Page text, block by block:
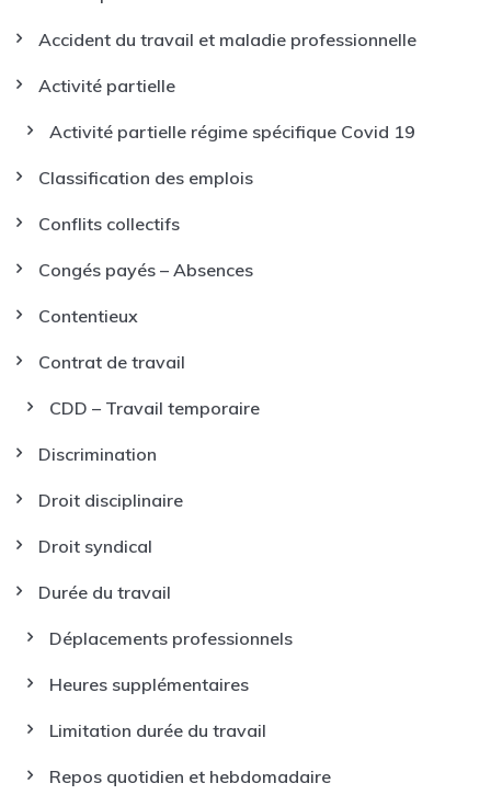
Accident du travail et maladie professionnelle
Activité partielle
Activité partielle régime spécifique Covid 19
Classification des emplois
Conflits collectifs
Congés payés – Absences
Contentieux
Contrat de travail
CDD – Travail temporaire
Discrimination
Droit disciplinaire
Droit syndical
Durée du travail
Déplacements professionnels
Heures supplémentaires
Limitation durée du travail
Repos quotidien et hebdomadaire